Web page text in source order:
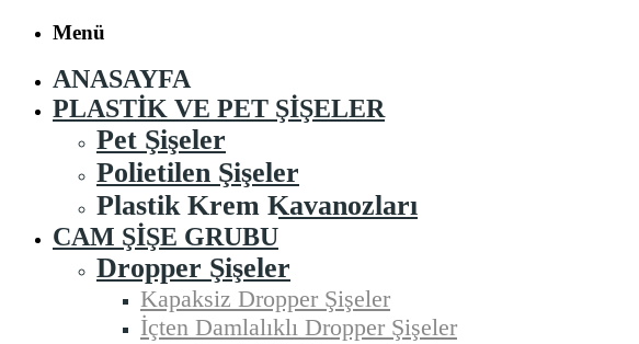
Menü
ANASAYFA
PLASTIK VE PET ŞIŞELER
Pet Şişeler
Polietilen Şişeler
Plastik Krem Kavanozları
CAM ŞIŞE GRUBU
Dropper Şişeler
Kapaksiz Dropper Şişeler
İçten Damlalıklı Dropper Şişeler